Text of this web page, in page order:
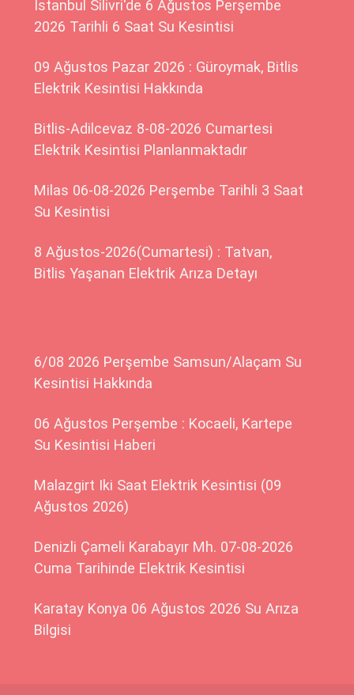
İstanbul Silivri'de 6 Ağustos Perşembe
2026 Tarihli 6 Saat Su Kesintisi
09 Ağustos Pazar 2026 : Güroymak, Bitlis
Elektrik Kesintisi Hakkında
Bitlis-Adilcevaz 8-08-2026 Cumartesi
Elektrik Kesintisi Planlanmaktadır
Milas 06-08-2026 Perşembe Tarihli 3 Saat
Su Kesintisi
8 Ağustos-2026(Cumartesi) : Tatvan,
Bitlis Yaşanan Elektrik Arıza Detayı
6/08 2026 Perşembe Samsun/Alaçam Su
Kesintisi Hakkında
06 Ağustos Perşembe : Kocaeli, Kartepe
Su Kesintisi Haberi
Malazgirt Iki Saat Elektrik Kesintisi (09
Ağustos 2026)
Denizli Çameli Karabayır Mh. 07-08-2026
Cuma Tarihinde Elektrik Kesintisi
Karatay Konya 06 Ağustos 2026 Su Arıza
Bilgisi